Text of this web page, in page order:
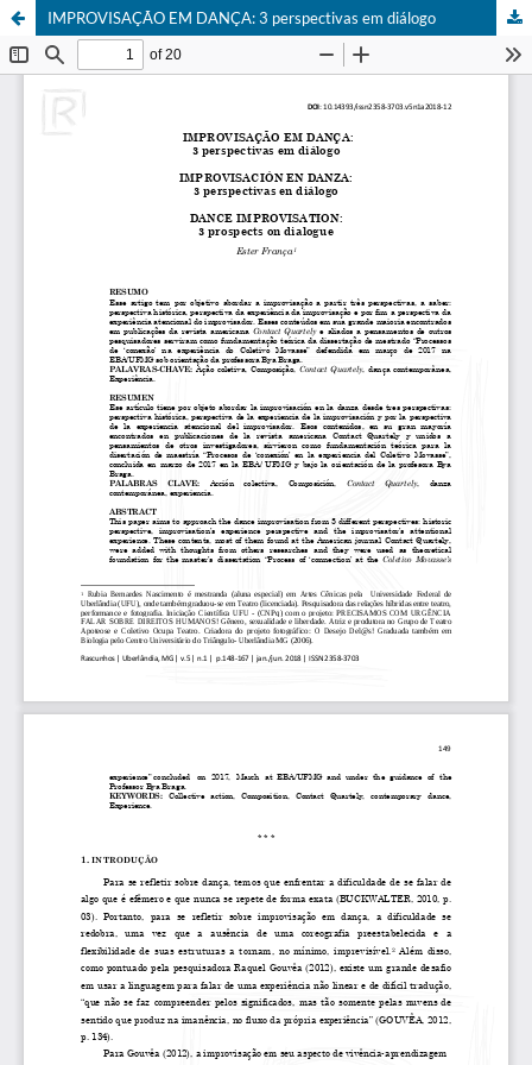
IMPROVISAÇÃO EM DANÇA: 3 perspectivas em diálogo